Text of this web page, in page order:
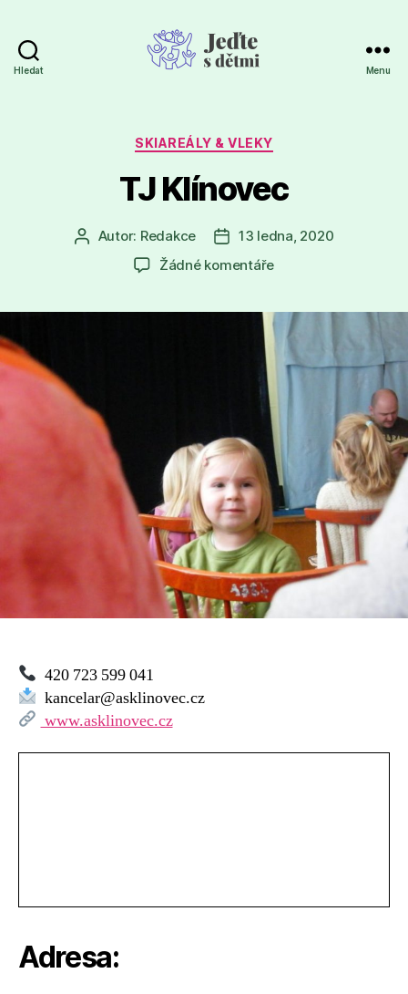
Hledat Menu
Rubriky
SKIAREÁLY & VLEKY
TJ Klínovec
Autor
příspěvku
Autor: Redakce
Datum
příspěvku
13 ledna, 2020
Žádné komentářeu
názvem
TJ
Klínovec
420 723 599 041
kancelar@asklinovec.cz
www.asklinovec.cz
Adresa: